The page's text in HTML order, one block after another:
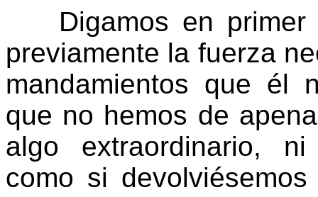
Digamos en primer
previamente la fuerza
mandamientos que él
que no hemos de
algo extraordinario,
como si